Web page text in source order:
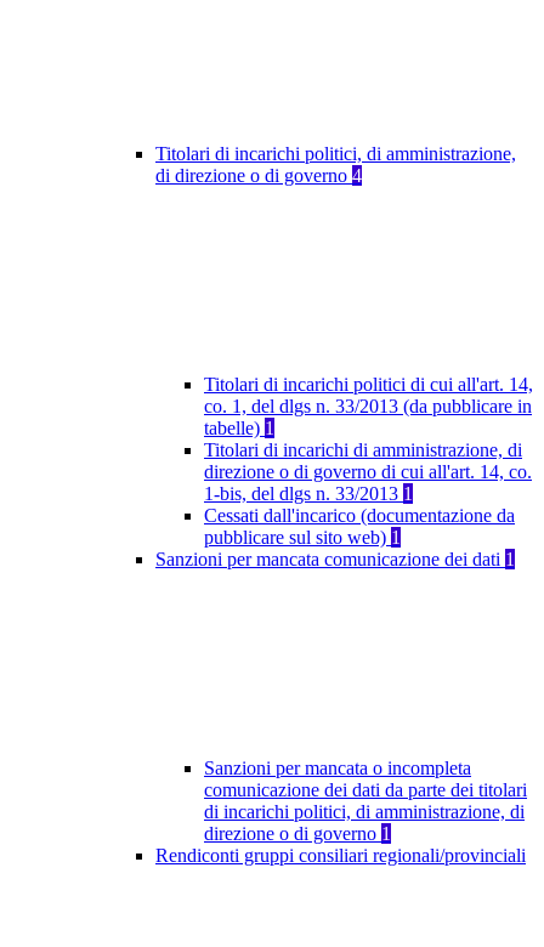
Titolari di incarichi politici, di amministrazione,
di direzione o di governo 4
Titolari di incarichi politici di cui all'art. 14,
co. 1, del dlgs n. 33/2013 (da pubblicare in
tabelle) 1
Titolari di incarichi di amministrazione, di
direzione o di governo di cui all'art. 14, co.
1-bis, del dlgs n. 33/2013 1
Cessati dall'incarico (documentazione da
pubblicare sul sito web) 1
Sanzioni per mancata comunicazione dei dati 1
Sanzioni per mancata o incompleta
comunicazione dei dati da parte dei titolari
di incarichi politici, di amministrazione, di
direzione o di governo 1
Rendiconti gruppi consiliari regionali/provinciali